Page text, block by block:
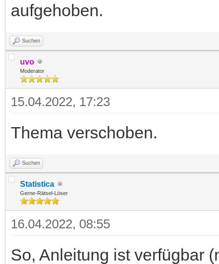
aufgehoben.
Suchen
uvo
Moderator
15.04.2022, 17:23
Thema verschoben.
Suchen
Statistica
Gerne-Rätsel-Löser
16.04.2022, 08:55
So, Anleitung ist verfügbar